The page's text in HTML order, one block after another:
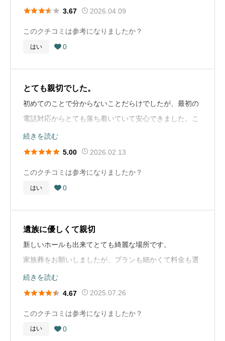
る舞いました。残った料理も、来場者が持ち帰ることが
出来るように折りを用意しました。葬儀後、料理、使用
葬儀社選びのアドバイス
少なくとも余命がある程度わかった段階で、現実に目を
背けず、葬儀社、火葬場、寺など、料金比較は必ずした
方がよいかと思います。死去後は、気が動転していて、
正しい判断が難しいため、費用がどんどん膨らみ、支払
い時に驚くリスクは避けるべきです。
戒名は、故人にふさわしいものでした。お布施も、相場
がよくわからないなかで支払ったように思います。事前
に相場を調べておくべきでした。
お墓に関するコメント
墓参りもなかなか出来なくても、事前に故人が墓を立て
し、完成させましたが、あまりこだわらずにコスト重視
で買えば良かったと思っています。
感じます。
し、葬儀社に来てもらい、通夜の準備に入る。葬儀社
と、棺、規模感、食事のメニュー、お花の色や本数、写
家から近いところが便利ではありますが、葬儀自体の金
額の見積りは数社比較するなど、事前準備した方が良い
必要があり、比較する時間なく、大変かとはおもいます
が、事前に見積り比較するとスムーズにことが運ぶと思
います。
お布施や戒名に関するコメント
戒名は、寺の住職から葬儀当日にわかりました。故人の
 3.67 2026.04.09
このクチコミは参考になりましたか？
はい  0
とても親切でした。
初めてのことで分からないことだらけでしたが、最初の
電話対応からとても落ち着いていて安心できました。こ
ちらの気持ちを急かすことなく、一つ一つ丁寧に説明し
てくださり、不安が和らぎました。
してくれて、無理な提案や押しつけが一切なかったのが
当日もスタッフの方が常に気を配ってくださり、静かで
温かい雰囲気の中で故人を見送ることができました。本
いただき、ご遺体の搬送から安置まで滞りなく進みまし
た。打ち合わせも簡潔で分かりやすく、通夜や告別式は
続きを読む
 5.00 2026.02.13
このクチコミは参考になりましたか？
はい  0
遺族に優しくて親切
新しいホールも出来てとても綺麗な場所です。
家族葬をお願いしましたが、プランも細かくて料金も選
べて良かったです。
プレミアム会員だったので費用も予算よりは多少かかっ
続きを読む
 4.67 2025.07.26
このクチコミは参考になりましたか？
はい  0